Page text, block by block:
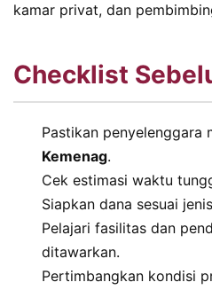
kamar privat, dan
Checklist
Pastikan penyelenggara
Kemenag.
Cek estimasi waktu
Siapkan dana sesuai
Pelajari fasilitas dan
ditawarkan.
Pertimbangkan kondisi